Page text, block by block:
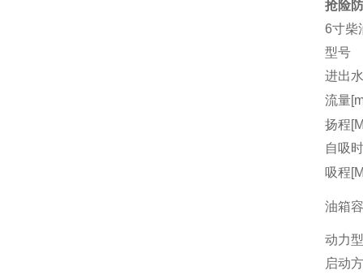
抢险
6寸柴
型号
进出
流量
扬程
自吸
吸程
油箱
动力
启动